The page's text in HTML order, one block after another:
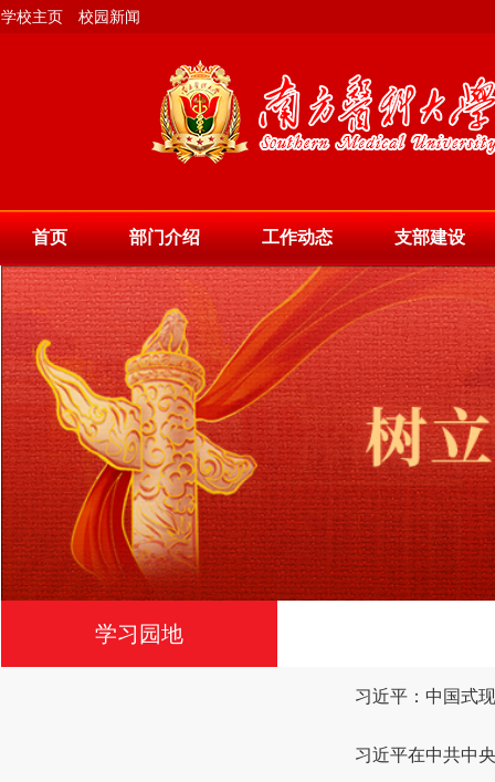
学校主页 校园新闻
首页 部门介绍 工作动态 支部建设
学习园地
习近平：中国式
习近平在中共中